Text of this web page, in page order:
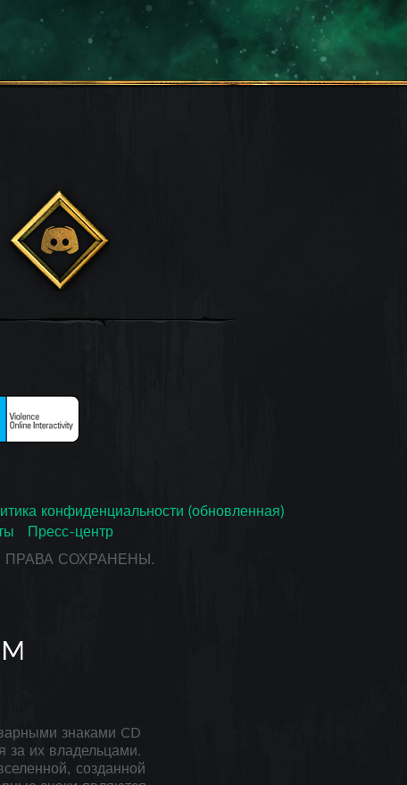
конфиденциальности (обновленная)
Пресс-центр
ПРАВА СОХРАНЕНЫ.
знаками CD
за их владельцами.
созданной